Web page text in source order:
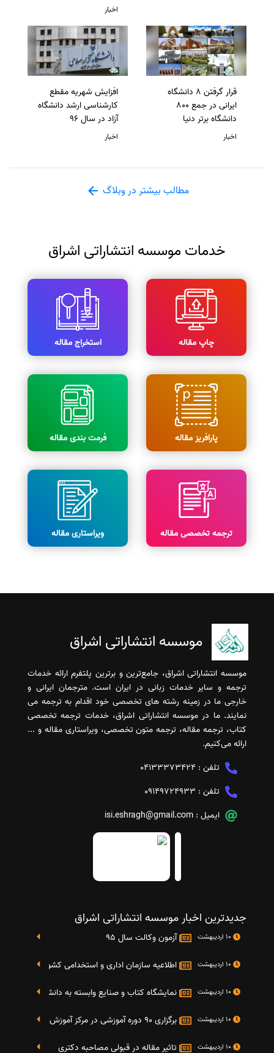
اخبار
قرار گرفتن 8 دانشگاه
ایرانی در جمع 800
دانشگاه برتر دنیا
اخبار
افزایش شهریه مقطع
کارشناسی ارشد دانشگاه
آزاد در سال 96
اخبار
مطالب بیشتر در وبلاگ
خدمات موسسه انتشاراتی اشراق
چاپ مقاله استخراج مقاله
پارافریز مقاله فرمت بندی مقاله
ترجمه تخصصی مقاله ویراستاری مقاله
موسسه انتشاراتی اشراق
موسسه انتشاراتی اشراق، جامع‌ترین و برترین پلتفرم ارائه خدمات
ترجمه و سایر خدمات زبانی در ایران است. مترجمان ایرانی و
خارجی ما در زمینه رشته های تخصصی خود اقدام به ترجمه می
نمایند. ما در موسسه انتشاراتی اشراق، خدمات ترجمه تخصصی
کتاب، ترجمه مقاله، ترجمه متون تخصصی، ویراستاری مقاله و ...
ارائه می‌کنیم.
تلفن : 04133373424
تلفن : 09149724933
ایمیل : isi.eshragh@gmail.com
جدیدترین اخبار موسسه انتشاراتی اشراق
آزمون وکالت سال 95
اطلاعیه سازمان اداری و استخدامی کشور در خصوص
نمایشگاه کتاب و صنایع وابسته به دانشگاه صنعتی شریف 4 الی 8 مهر
برگزاری 90 دوره آموزشی در مرکز آموزش فرهنگی دانشگاه علامه
تاثیر مقاله در قبولی مصاحبه دکتری